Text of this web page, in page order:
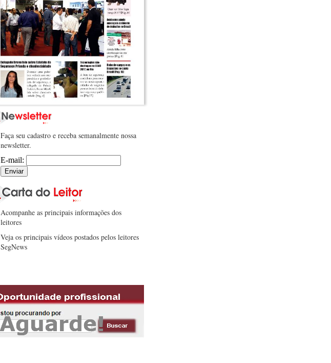
Faça seu cadastro e receba semanalmente nossa
newsletter.
E-mail:
Acompanhe as principais informações dos
leitores
Veja os principais vídeos postados pelos leitores
SegNews